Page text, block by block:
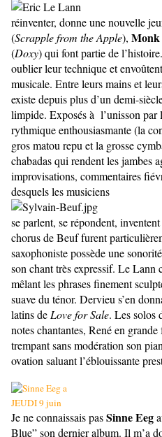
réinventer, donne une nouvelle
(Scrapple from the Apple), Monk
(Doxy) qui font partie de
oublier leur technique et
musicale. Entre leurs mains et
existe depuis plus d’un demi-
limpide. Exposés à l’unisson par
rythmique enthousiasmante (la
gros matou repu et la grosse
chabadas qui rendent les jambes
improvisations, commentaires
desquels les musiciens
se parlent, se répondent,
chorus de Beuf furent
saxophoniste possède une
son chant très expressif. Le Lann
mêlant les phrases finement
suave du ténor. Dervieu s’en
latins de Love for Sale. Les solos
notes chantantes, René en
trempant sans modération son
ovation saluant l’éblouissante
JEUDI 9 juin
Je ne connaissais pasSinne Eeg
Blue” son dernier album. Il m’a